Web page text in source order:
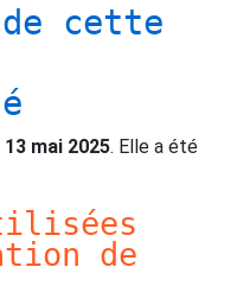
cette
13 mai 2025. Elle a été
de